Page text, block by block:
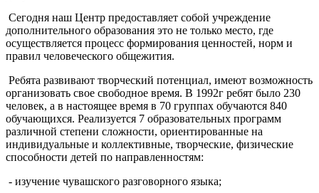
Сегодня наш Центр предоставляет собой учреждение
дополнительного образования это не только место, где
осуществляется процесс формирования ценностей, норм и
правил человеческого общежития.
Ребята развивают творческий потенциал, имеют возможность
организовать свое свободное время. В 1992г ребят было 230
человек, а в настоящее время в 70 группах обучаются 840
обучающихся. Реализуется 7 образовательных программ
различной степени сложности, ориентированные на
индивидуальные и коллективные, творческие, физические
способности детей по направленностям:
- изучение чувашского разговорного языка;